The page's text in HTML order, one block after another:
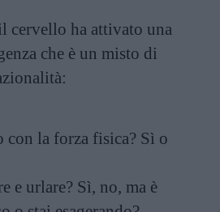
cervello ha attivato una
che è un misto di
con la forza fisica? Sì o
e urlare? Sì, no, ma è